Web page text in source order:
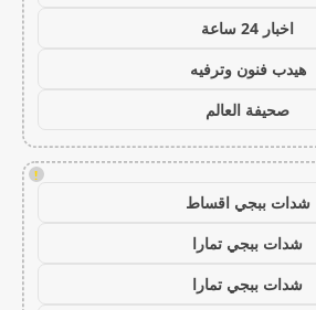
اخبار 24 ساعة
هيدب فنون وترفيه
صحيفة العالم
!
شدات ببجي اقساط
شدات ببجي تمارا
شدات ببجي تمارا